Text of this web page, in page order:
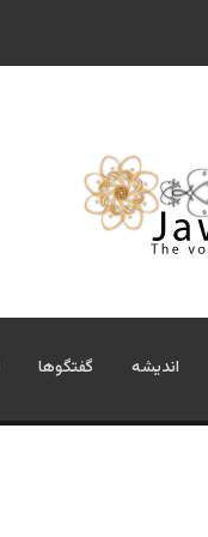
اندیشه گفتگوها